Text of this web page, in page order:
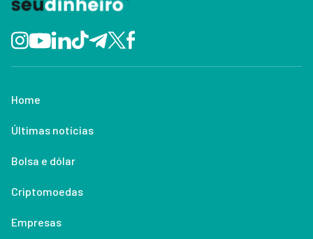
Home
Últimas notícias
Bolsa e dólar
Criptomoedas
Empresas